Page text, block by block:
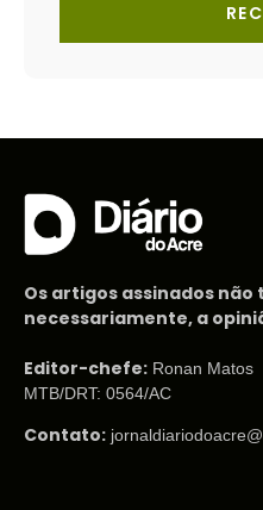
Os artigos assinados não
necessariamente, a
Editor-chefe: Ronan Matos
MTB/DRT: 0564/AC
Contato: